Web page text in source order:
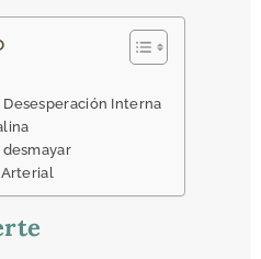
Interna
desmayar